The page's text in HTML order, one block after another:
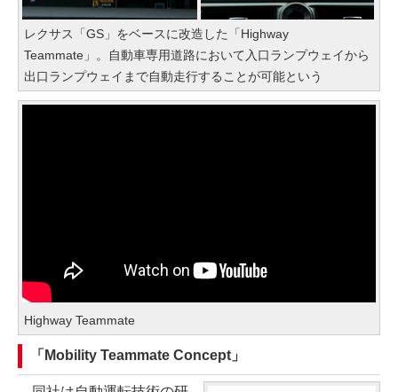
レクサス「GS」をベースに改造した「Highway
Teammate」。自動車専用道路において入口ランプウェイから
出口ランプウェイまで自動走行することが可能という
Highway Teammate
「Mobility Teammate Concept」